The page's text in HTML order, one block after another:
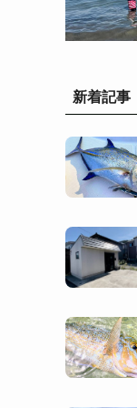
新着記事